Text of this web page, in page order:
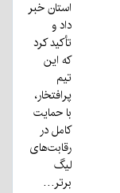
استان خبر
داد و
تأکید کرد
که این
تیم
پرافتخار،
با حمایت
کامل در
رقابت‌های
لیگ
برتر…